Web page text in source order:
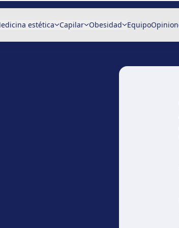
estética Capilar Obesidad Equipo